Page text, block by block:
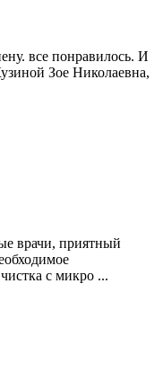
все понравилось. И
Зое Николаевна,
врачи, приятный
с микро ...